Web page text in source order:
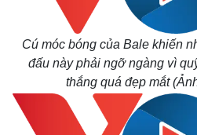
Cú móc bóng của Bale khiến
đấu này phải ngỡ ngàng vì
thắng quá đẹp mắt